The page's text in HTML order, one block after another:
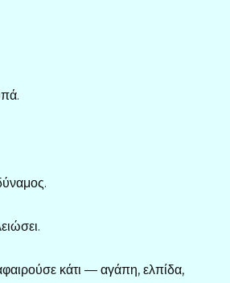
κάτι — αγάπη, ελπίδα,